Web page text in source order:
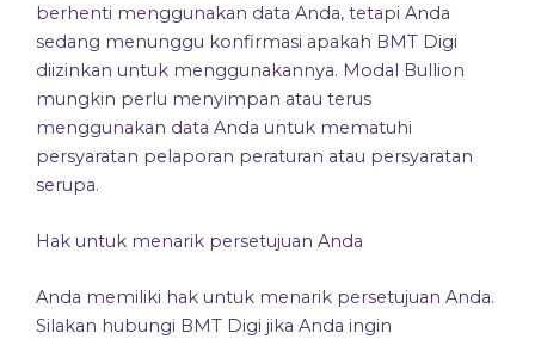
berhenti menggunakan data Anda, tetapi Anda
sedang menunggu konfirmasi apakah BMT Digi
diizinkan untuk menggunakannya. Modal Bullion
mungkin perlu menyimpan atau terus
menggunakan data Anda untuk mematuhi
persyaratan pelaporan peraturan atau persyaratan
serupa.
Hak untuk menarik persetujuan Anda
Anda memiliki hak untuk menarik persetujuan Anda.
Silakan hubungi BMT Digi jika Anda ingin